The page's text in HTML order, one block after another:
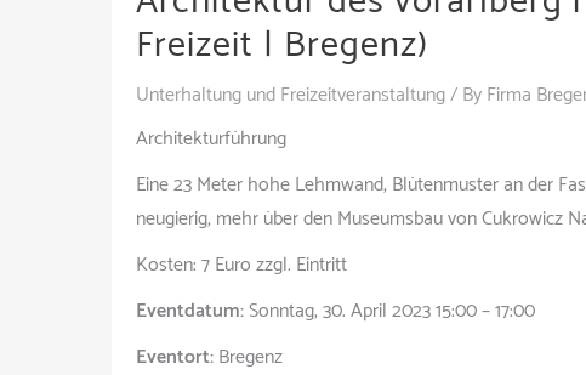
Freizeit | Bregenz)
Unterhaltung und Freizeitveranstaltung/ ByFirma
Architekturführung
Eine 23 Meter hohe Lehmwand, Blütenmuster an der
neugierig, mehr über den Museumsbau von Cukrowicz
Kosten: 7 Euro zzgl. Eintritt
Eventdatum:Sonntag, 30. April 2023 15:00 – 17:00
Eventort:Bregenz